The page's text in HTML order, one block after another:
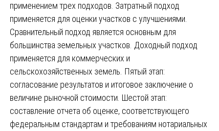
применением трех подходов. Затратный подход
применяется для оценки участков с улучшениями.
Сравнительный подход является основным для
большинства земельных участков. Доходный подход
применяется для коммерческих и
сельскохозяйственных земель. Пятый этап:
согласование результатов и итоговое заключение о
величине рыночной стоимости. Шестой этап:
составление отчета об оценке, соответствующего
федеральным стандартам и требованиям нотариальных